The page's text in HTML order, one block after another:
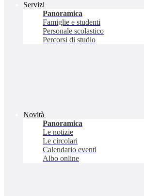
Servizi
Panoramica
Famiglie e studenti
Personale scolastico
Percorsi di studio
Novità
Panoramica
Le notizie
Le circolari
Calendario eventi
Albo online